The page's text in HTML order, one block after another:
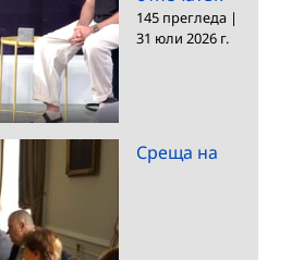
145 прегледа |
31 юли 2026 г.
Среща на